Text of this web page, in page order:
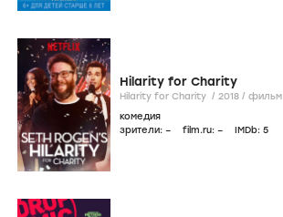
Hilarity for Charity
Hilarity for Charity / 2018 / фильм
комедия
зрители: – film.ru: – IMDb: 5